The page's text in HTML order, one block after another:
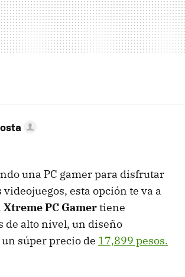
una PC gamer para disfrutar
videojuegos, esta opción te va a
Xtreme PC Gamertiene
de alto nivel, un diseño
súper precio de 17,899 pesos.